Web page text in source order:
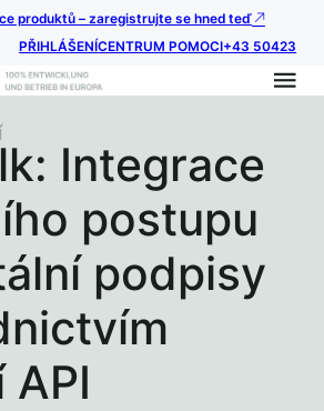
produktů – zaregistrujte se hned teď
PŘIHLÁŠENÍCENTRUM POMOCI+43 50423
Integrace
postupu
podpisy
API